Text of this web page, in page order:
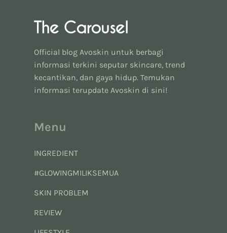
Official blog Avoskin untuk berbagi
informasi terkini seputar skincare, trend
kecantikan, dan gaya hidup. Temukan
informasi terupdate Avoskin di sini!
Menu
INGREDIENT
#GLOWINGMILIKSEMUA
SKIN PROBLEM
REVIEW